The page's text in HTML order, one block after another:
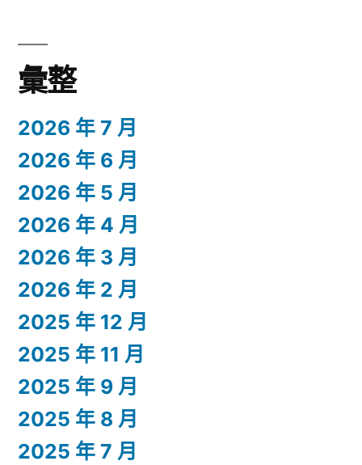
彙整
2026 年 7 月
2026 年 6 月
2026 年 5 月
2026 年 4 月
2026 年 3 月
2026 年 2 月
2025 年 12 月
2025 年 11 月
2025 年 9 月
2025 年 8 月
2025 年 7 月